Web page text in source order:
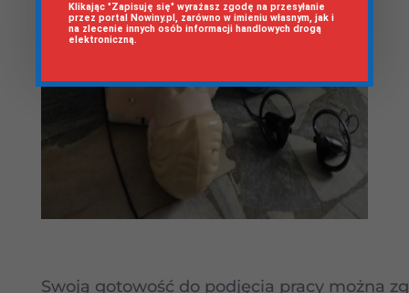
Swoją gotowość do podjęcia pracy można
Klikając "Zapisuję się" wyrażasz zgodę na przesyłanie
przez portal Nowiny.pl, zarówno w imieniu własnym, jak i
na zlecenie innych osób informacji handlowych drogą
elektroniczną.